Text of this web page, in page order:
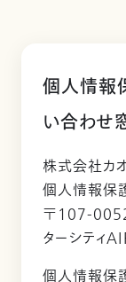
個人情報
い合わせ
株式会社カ
個人情報保
〒107-
ターシティ
個人情報保